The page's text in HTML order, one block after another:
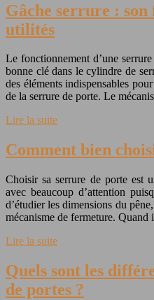
Gâche serrure : son
utilités
Le fonctionnement d’une
bonne clé dans le cylindre de
des éléments indispensables
de la serrure de porte. Le
Lire la suite
Comment bien
Choisir sa serrure de porte est
avec beaucoup d’attention
d’étudier les dimensions du
mécanisme de fermeture.
Lire la suite
Quels sont les
de portes ?